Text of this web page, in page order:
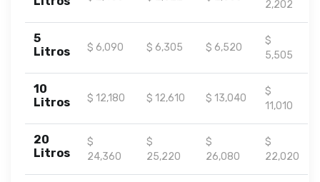
2,202
5
Litros
$ 6,090 $ 6,305 $ 6,520
$
5,505
10
Litros
$ 12,180 $ 12,610 $ 13,040
$
11,010
20
Litros
$
24,360
$
25,220
$
26,080
$
22,020